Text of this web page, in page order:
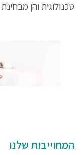
טכנולוגית והן
המחוייבות שלנו